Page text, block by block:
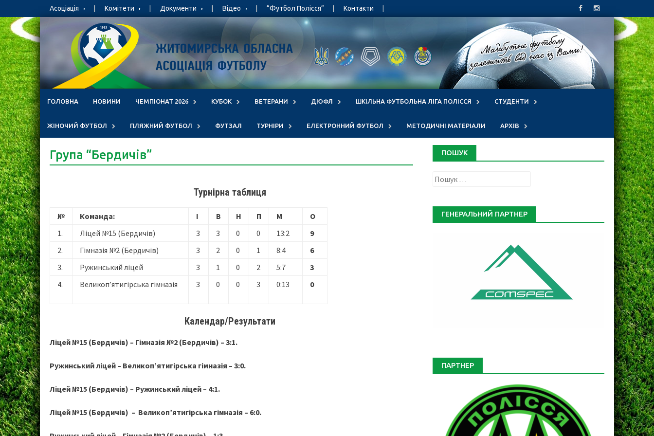
to
content
Асоціація Комітети Документи Відео “Футбол Полісся” Контакти
ГОЛОВНА НОВИНИ ЧЕМПІОНАТ 2026 КУБОК ВЕТЕРАНИ ДЮФЛ ШКІЛЬНА ФУТБОЛЬНА ЛІГА ПОЛІССЯ СТУДЕНТИ
ЖІНОЧИЙ ФУТБОЛ ПЛЯЖНИЙ ФУТБОЛ ФУТЗАЛ ТУРНІРИ ЕЛЕКТРОННИЙ ФУТБОЛ МЕТОДИЧНІ МАТЕРІАЛИ АРХІВ
Група “Бердичів”
Турнірна таблиця
№ Команда: І В Н П М
О
1.
Ліцей №15 (Бердичів) 3 3 0 0 13:2
9
2.
Гімназія №2 (Бердичів) 3 2 0 1 8:4
6
3.
Ружинський ліцей 3 1 0 2 5:7
3
4.
Великоп’ятигірська гімназія 3 0 0 3 0:13 0
Календар/Результати
Ліцей №15 (Бердичів) – Гімназія №2 (Бердичів) – 3:1.
Ружинський ліцей – Великоп’ятигірська гімназія – 3:0.
Ліцей №15 (Бердичів) – Ружинський ліцей – 4:1.
Ліцей №15 (Бердичів) – Великоп’ятигірська гімназія – 6:0.
ПОШУК
Пошук:
ГЕНЕРАЛЬНИЙ ПАРТНЕР
ПАРТНЕР